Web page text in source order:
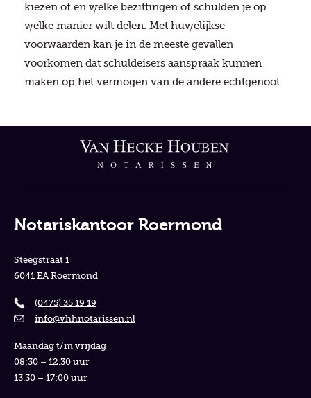
kiezen of en welke bezittingen of schulden je op
welke manier wilt delen. Met huwelijkse
voorwaarden kan je in de meeste gevallen
voorkomen dat schuldeisers aanspraak kunnen
maken op het vermogen van de andere echtgenoot.
Notariskantoor Roermond
Steegstraat 1
6041 EA Roermond
(0475) 35 19 19
info@vhhnotarissen.nl
Maandag t/m vrijdag
08:30 – 12.30 uur
13.30 – 17:00 uur